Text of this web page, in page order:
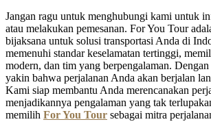
Jangan ragu untuk menghubungi kami untuk
atau melakukan pemesanan. For You Tour
bijaksana untuk solusi transportasi Anda di
memenuhi standar keselamatan tertinggi,
modern, dan tim yang berpengalaman.
yakin bahwa perjalanan Anda akan berjalan
Kami siap membantu Anda merencanakan
menjadikannya pengalaman yang tak
memilih For You Tour sebagai mitra